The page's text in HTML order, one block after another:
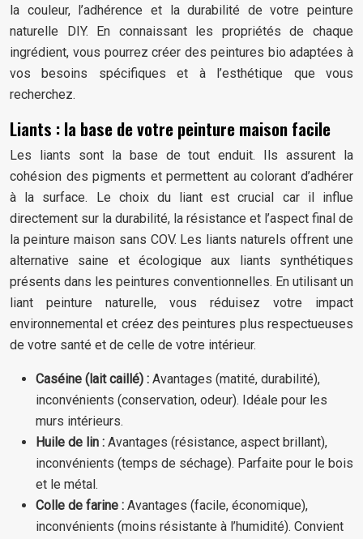
la couleur, l’adhérence et la durabilité de votre peinture
naturelle DIY. En connaissant les propriétés de chaque
ingrédient, vous pourrez créer des peintures bio adaptées à
vos besoins spécifiques et à l’esthétique que vous
recherchez.
Liants : la base de votre peinture maison facile
Les liants sont la base de tout enduit. Ils assurent la
cohésion des pigments et permettent au colorant d’adhérer
à la surface. Le choix du liant est crucial car il influe
directement sur la durabilité, la résistance et l’aspect final de
la peinture maison sans COV. Les liants naturels offrent une
alternative saine et écologique aux liants synthétiques
présents dans les peintures conventionnelles. En utilisant un
liant peinture naturelle, vous réduisez votre impact
environnemental et créez des peintures plus respectueuses
de votre santé et de celle de votre intérieur.
Caséine (lait caillé) : Avantages (matité, durabilité),
inconvénients (conservation, odeur). Idéale pour les
murs intérieurs.
Huile de lin : Avantages (résistance, aspect brillant),
inconvénients (temps de séchage). Parfaite pour le bois
et le métal.
Colle de farine : Avantages (facile, économique),
inconvénients (moins résistante à l’humidité). Convient